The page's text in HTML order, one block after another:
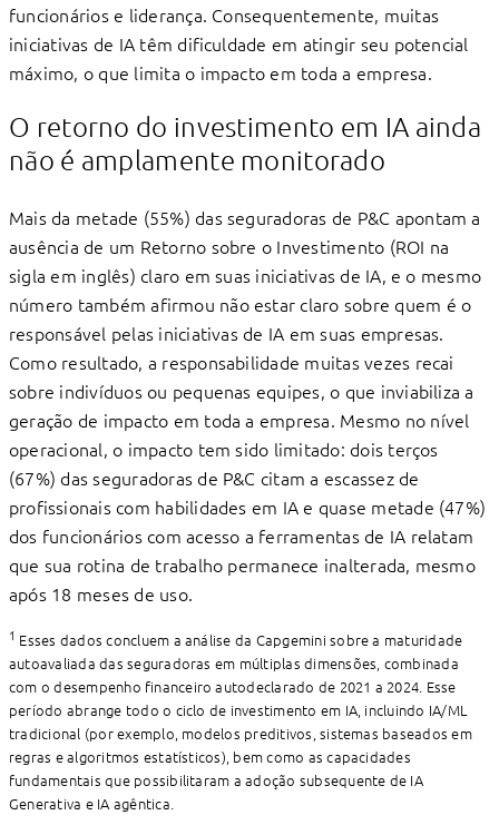
funcionários e liderança. Consequentemente, muitas
iniciativas de IA têm diﬁculdade em atingir seu potencial
máximo, o que limita o impacto em toda a empresa.
O retorno do investimento em IA ainda
não é amplamente monitorado
Mais da metade (55%) das seguradoras de P&C apontam a
ausência de um Retorno sobre o Investimento (ROI na
sigla em inglês) claro em suas iniciativas de IA, e o mesmo
número também aﬁrmou não estar claro sobre quem é o
responsável pelas iniciativas de IA em suas empresas.
Como resultado, a responsabilidade muitas vezes recai
sobre indivíduos ou pequenas equipes, o que inviabiliza a
geração de impacto em toda a empresa. Mesmo no nível
operacional, o impacto tem sido limitado: dois terços
(67%) das seguradoras de P&C citam a escassez de
proﬁssionais com habilidades em IA e quase metade (47%)
dos funcionários com acesso a ferramentas de IA relatam
que sua rotina de trabalho permanece inalterada, mesmo
após 18 meses de uso.
1 Esses dados concluem a análise da Capgemini sobre a maturidade
autoavaliada das seguradoras em múltiplas dimensões, combinada
com o desempenho ﬁnanceiro autodeclarado de 2021 a 2024. Esse
período abrange todo o ciclo de investimento em IA, incluindo IA/ML
tradicional (por exemplo, modelos preditivos, sistemas baseados em
regras e algoritmos estatísticos), bem como as capacidades
fundamentais que possibilitaram a adoção subsequente de IA
Generativa e IA agêntica.